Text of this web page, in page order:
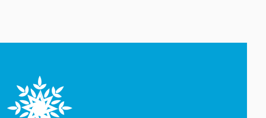
aktual çağırışları müzakirə
edib
06 Avqust 16:46